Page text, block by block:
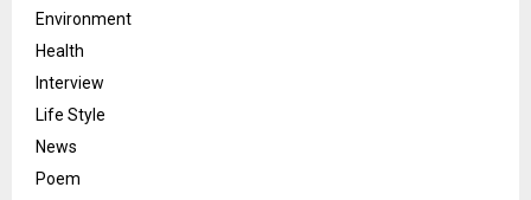
Environment
Health
Interview
Life Style
News
Poem